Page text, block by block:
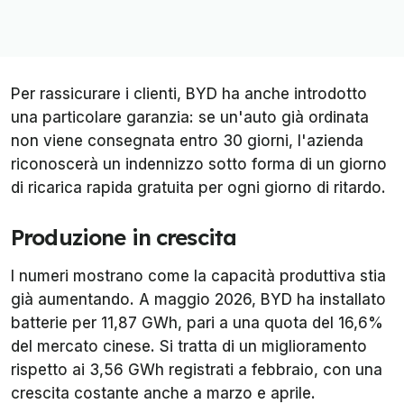
Per rassicurare i clienti, BYD ha anche introdotto
una particolare garanzia: se un'auto già ordinata
non viene consegnata entro 30 giorni, l'azienda
riconoscerà un indennizzo sotto forma di un giorno
di ricarica rapida gratuita per ogni giorno di ritardo.
Produzione in crescita
I numeri mostrano come la capacità produttiva stia
già aumentando. A maggio 2026, BYD ha installato
batterie per 11,87 GWh, pari a una quota del 16,6%
del mercato cinese. Si tratta di un miglioramento
rispetto ai 3,56 GWh registrati a febbraio, con una
crescita costante anche a marzo e aprile.